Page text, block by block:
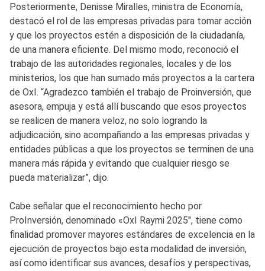
Posteriormente, Denisse Miralles, ministra de Economía,
destacó el rol de las empresas privadas para tomar acción
y que los proyectos estén a disposición de la ciudadanía,
de una manera eficiente. Del mismo modo, reconoció el
trabajo de las autoridades regionales, locales y de los
ministerios, los que han sumado más proyectos a la cartera
de OxI. “Agradezco también el trabajo de Proinversión, que
asesora, empuja y está allí buscando que esos proyectos
se realicen de manera veloz, no solo logrando la
adjudicación, sino acompañando a las empresas privadas y
entidades públicas a que los proyectos se terminen de una
manera más rápida y evitando que cualquier riesgo se
pueda materializar”, dijo.
Cabe señalar que el reconocimiento hecho por
ProInversión, denominado «OxI Raymi 2025″, tiene como
finalidad promover mayores estándares de excelencia en la
ejecución de proyectos bajo esta modalidad de inversión,
así como identificar sus avances, desafíos y perspectivas,